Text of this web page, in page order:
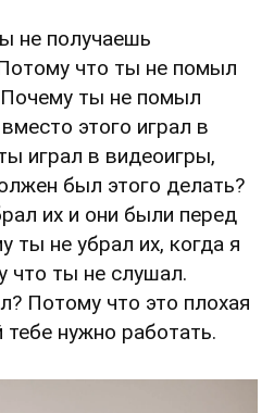
не получаешь
что ты не помыл
ты не помыл
этого играл в
играл в видеоигры,
был этого делать?
их и они были перед
ты не убрал их, когда я
что ты не слушал.
Потому что это плохая
нужно работать.